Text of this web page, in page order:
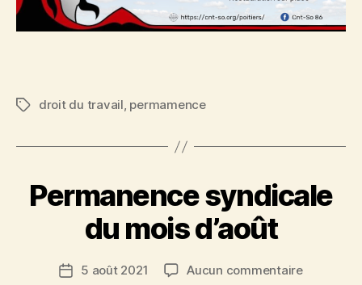
Étiquettes
droit du travail, permamence
Permanence syndicale
du mois d’août
Date5 août 2021 Aucun commentairesur